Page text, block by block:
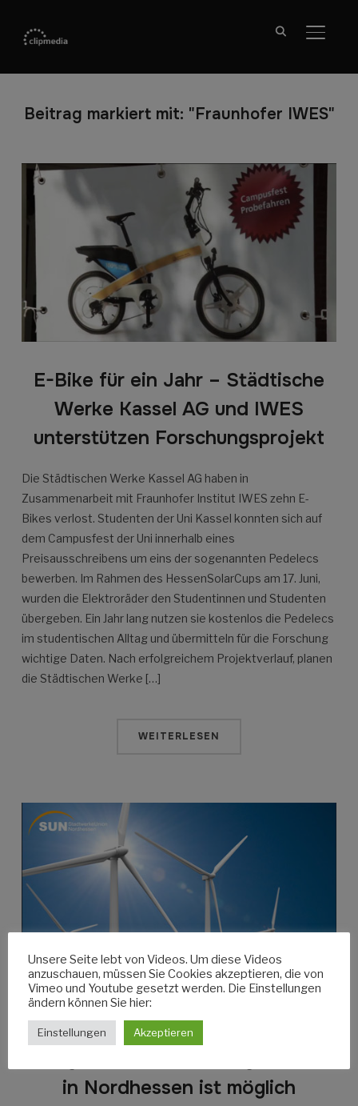
Beitrag markiert mit: "Fraunhofer IWES"
E-Bike für ein Jahr – Städtische
Werke Kassel AG und IWES
unterstützen Forschungsprojekt
Die Städtischen Werke Kassel AG haben in
Zusammenarbeit mit Fraunhofer Institut IWES zehn E-
Bikes verlost. Studenten der Uni Kassel konnten sich auf
dem Campusfest der Uni innerhalb eines
Preisausschreibens um eins der sogenannten Pedelecs
bewerben. Im Rahmen des HessenSolarCups am 17. Juni,
wurden die Elektroräder den Studentinnen und Studenten
übergeben. Ein Jahr lang nutzen sie kostenlos die Pedelecs
im studentischen Alltag und übermitteln für die Forschung
wichtige Daten. Nach erfolgreichem Projektverlauf, planen
die Städtischen Werke […]
WEITERLESEN
in Nordhessen ist möglich
Unsere Seite lebt von Videos. Um diese Videos
anzuschauen, müssen Sie Cookies akzeptieren, die von
Vimeo und Youtube gesetzt werden. Die Einstellungen
ändern können Sie hier:
Einstellungen Akzeptieren